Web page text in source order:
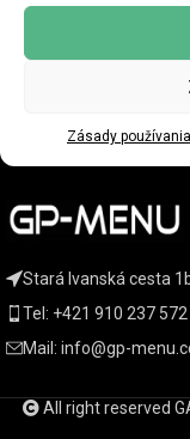
Zásady
KATEGÓRIE
DÔLEŽITÉ
Stará Ivanská cesta
Tel: +421 910 237 572
Mail: info@gp-
All right reserved